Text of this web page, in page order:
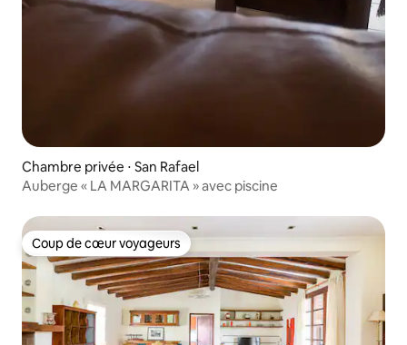
Chambre privée ⋅ San Rafael
Auberge « LA MARGARITA » avec piscine
Coup de cœur voyageurs
Coup de cœur voyageurs